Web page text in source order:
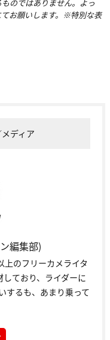
のではありません。よっ
お願いします。※特別な表
ディア
編集部)
上のフリーカメライタ
ており、ライダーに
するも、あまり乗って